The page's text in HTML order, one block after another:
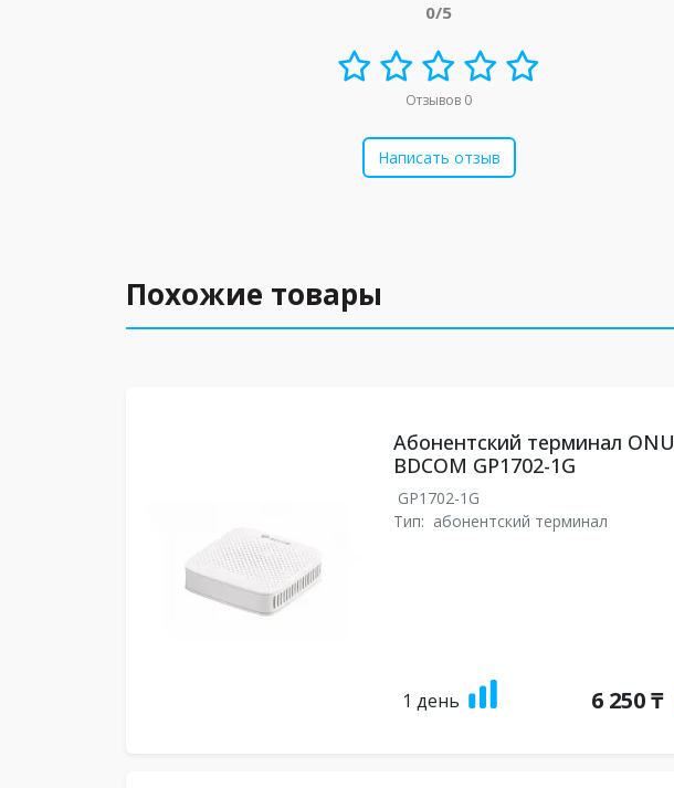
0/5
Отзывов 0
Написать отзыв
Похожие товары
Абонентский терминал ONU
BDCOM GP1702-1G
GP1702-1G
Тип: абонентский терминал
1 день 6 250 ₸